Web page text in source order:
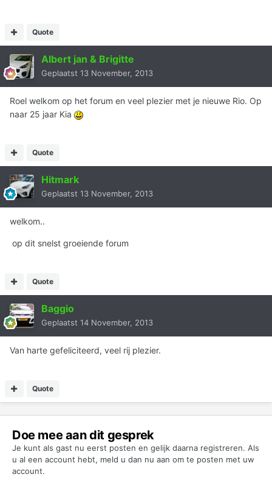
Quote
Albert jan & Brigitte
Geplaatst 13 November, 2013
Roel welkom op het forum en veel plezier met je nieuwe Rio. Op
naar 25 jaar Kia
Quote
Hitmark
Geplaatst 13 November, 2013
welkom..
op dit snelst groeiende forum
Quote
Baggio
Geplaatst 14 November, 2013
Van harte gefeliciteerd, veel rij plezier.
Quote
Doe mee aan dit gesprek
Je kunt als gast nu eerst posten en gelijk daarna registreren. Als
u al een account hebt, meld u dan nu aan om te posten met uw
account.